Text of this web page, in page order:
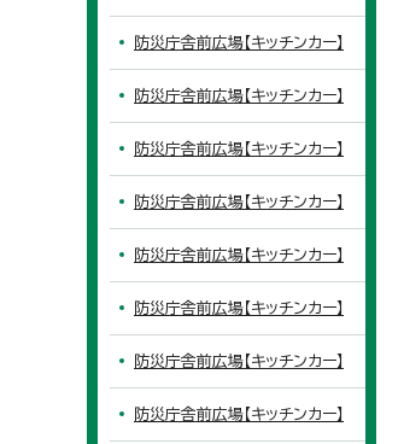
防災庁舎前広場【キッチンカー】
防災庁舎前広場【キッチンカー】
防災庁舎前広場【キッチンカー】
防災庁舎前広場【キッチンカー】
防災庁舎前広場【キッチンカー】
防災庁舎前広場【キッチンカー】
防災庁舎前広場【キッチンカー】
防災庁舎前広場【キッチンカー】